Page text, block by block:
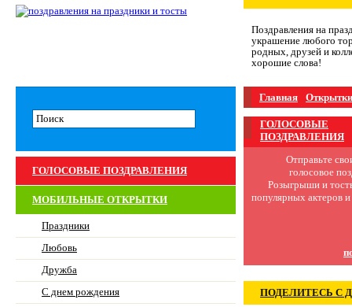
Поздравления на
украшение любого
родных, друзей и
хорошие слова!
Главная
ГОЛОСОВЫЕ
ПОЗДРАВЛЕНИЯ
Отправьте
голосовое
Розыгрыши и
популярных актеров
ПОДЕЛИТЕСЬ С
ГОЛОСОВЫЕ ПОЗДРАВЛЕНИЯ
МОБИЛЬНЫЕ ОТКРЫТКИ
Праздники
Любовь
Дружба
С днем рождения